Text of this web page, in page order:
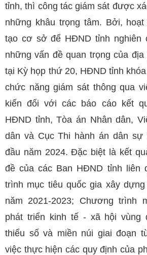
tỉnh, thì công tác giám sát được
những khâu trọng tâm. Bởi,
tạo cơ sở để HĐND tỉnh nghiên
những vấn đề quan trọng của
tại Kỳ họp thứ 20, HĐND tỉnh
chức năng giám sát thông qua
kiến đối với các báo cáo kết
HĐND tỉnh, Tòa án Nhân dân,
dân và Cục Thi hành án dân sự
đầu năm 2024. Đặc biệt là kết
đề của các Ban HĐND tỉnh liên
trình mục tiêu quốc gia xây
năm 2021-2023; Chương trình
phát triển kinh tế - xã hội vùng
thiểu số và miền núi giai đoạn
việc thực hiện các quy định của